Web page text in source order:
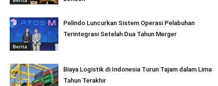
Berita
Pelindo Luncurkan Sistem Operasi Pelabuhan
Terintegrasi Setelah Dua Tahun Merger
Biaya Logistik di Indonesia Turun Tajam dalam Lima
Tahun Terakhir